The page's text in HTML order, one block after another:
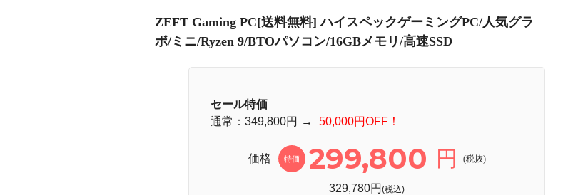
ZEFT Gaming PC[送料無料] ハイスペックゲーミングPC/人気グラ
ボ/ミニ/Ryzen 9/BTOパソコン/16GBメモリ/高速SSD
セール特価
通常： 349,800円 → 50,000円OFF！
価格 特価 299,800 円 (税抜)
329,780円 (税込)